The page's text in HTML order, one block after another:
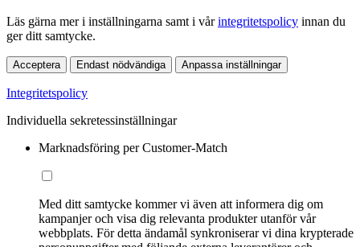
Läs gärna mer i inställningarna samt i vårintegritetspolicy innan du
ger ditt samtycke.
Acceptera Endast nödvändiga Anpassa inställningar
Integritetspolicy
Individuella sekretessinställningar
Marknadsföring per Customer-Match
Med ditt samtycke kommer vi även att informera dig om
kampanjer och visa dig relevanta produkter utanför vår
webbplats. För detta ändamål synkroniserar vi dina krypterade